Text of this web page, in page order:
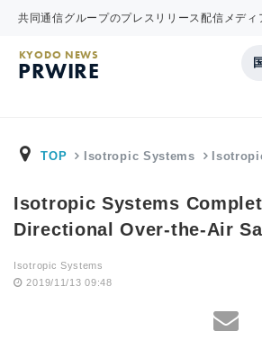
共同通信グループのプレスリリース配信メディ
KYODO NEWS
PRWIRE
TOP Isotropic Systems
Isotropic Systems
Directional Over-the-Air
Isotropic Systems
2019/11/13 09:48